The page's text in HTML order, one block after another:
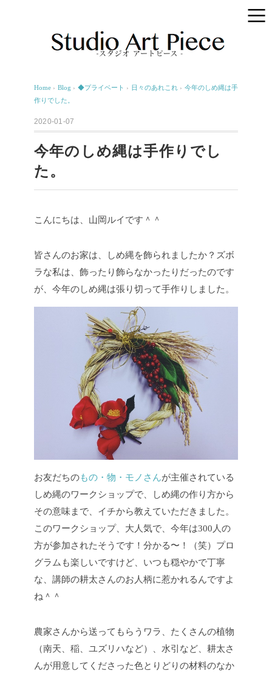
Home › Blog › ◆プライベート › 日々のあれこれ › 今年のしめ縄は手
作りでした。
2020-01-07
今年のしめ縄は手作りでし
た。
こんにちは、山岡ルイです＾＾
皆さんのお家は、しめ縄を飾られましたか？ズボ
ラな私は、飾ったり飾らなかったりだったのです
が、今年のしめ縄は張り切って手作りしました。
お友だちのもの・物・モノさんが主催されている
しめ縄のワークショップで、しめ縄の作り方から
その意味まで、イチから教えていただきました。
このワークショップ、大人気で、今年は300人の
方が参加されたそうです！分かる〜！（笑）プロ
グラムも楽しいですけど、いつも穏やかで丁寧
な、講師の耕太さんのお人柄に惹かれるんですよ
ね＾＾
農家さんから送ってもらうワラ、たくさんの植物
（南天、稲、ユズリハなど）、水引など、耕太さ
んが用意してくださった色とりどりの材料のなか